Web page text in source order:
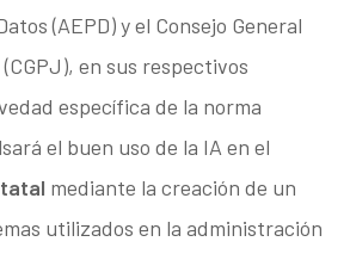
(AEPD) y el Consejo General
en sus respectivos
específica de la norma
el buen uso de la IA en el
mediante la creación de un
utilizados en la administración